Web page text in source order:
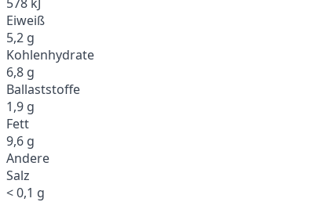
Eiweiß
5,2 g
Kohlenhydrate
6,8 g
Ballaststoffe
1,9 g
Fett
9,6 g
Andere
Salz
< 0,1 g